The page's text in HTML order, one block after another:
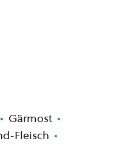
Gärmost
Fleisch